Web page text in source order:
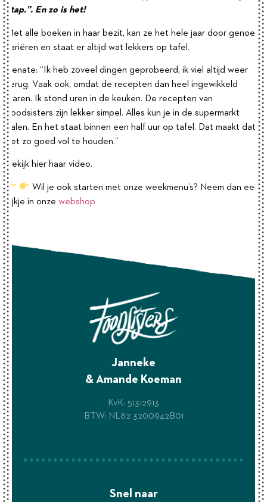
stap.”. En zo is het!
Met alle boeken in haar bezit, kan ze het hele jaar door genoeg
variëren en staat er altijd wat lekkers op tafel.
Renate: “Ik heb zoveel dingen geprobeerd, ik viel altijd weer
terug. Vaak ook, omdat de recepten dan heel ingewikkeld
waren. Ik stond uren in de keuken. De recepten van
Foodsisters zijn lekker simpel. Alles kun je in de supermarkt
halen. En het staat binnen een half uur op tafel. Dat maakt dat
het zo goed vol te houden.”
Bekijk hier haar video.
Wil je ook starten met onze weekmenu’s? Neem dan een
kijkje in onze webshop
Janneke
& Amande Koeman
KvK: 51312913
BTW: NL82 3200942B01
Snel naar